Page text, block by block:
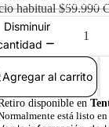
habitual$59.990
Disminuir
Agregar al carrito
disponible en
está listo